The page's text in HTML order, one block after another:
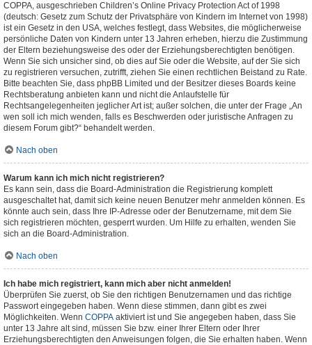
COPPA, ausgeschrieben Children’s Online Privacy Protection Act of 1998
(deutsch: Gesetz zum Schutz der Privatsphäre von Kindern im Internet von 1998)
ist ein Gesetz in den USA, welches festlegt, dass Websites, die möglicherweise
persönliche Daten von Kindern unter 13 Jahren erheben, hierzu die Zustimmung
der Eltern beziehungsweise des oder der Erziehungsberechtigten benötigen.
Wenn Sie sich unsicher sind, ob dies auf Sie oder die Website, auf der Sie sich
zu registrieren versuchen, zutrifft, ziehen Sie einen rechtlichen Beistand zu Rate.
Bitte beachten Sie, dass phpBB Limited und der Besitzer dieses Boards keine
Rechtsberatung anbieten kann und nicht die Anlaufstelle für
Rechtsangelegenheiten jeglicher Art ist; außer solchen, die unter der Frage „An
wen soll ich mich wenden, falls es Beschwerden oder juristische Anfragen zu
diesem Forum gibt?“ behandelt werden.
Nach oben
Warum kann ich mich nicht registrieren?
Es kann sein, dass die Board-Administration die Registrierung komplett
ausgeschaltet hat, damit sich keine neuen Benutzer mehr anmelden können. Es
könnte auch sein, dass Ihre IP-Adresse oder der Benutzername, mit dem Sie
sich registrieren möchten, gesperrt wurden. Um Hilfe zu erhalten, wenden Sie
sich an die Board-Administration.
Nach oben
Ich habe mich registriert, kann mich aber nicht anmelden!
Überprüfen Sie zuerst, ob Sie den richtigen Benutzernamen und das richtige
Passwort eingegeben haben. Wenn diese stimmen, dann gibt es zwei
Möglichkeiten. Wenn COPPA aktiviert ist und Sie angegeben haben, dass Sie
unter 13 Jahre alt sind, müssen Sie bzw. einer Ihrer Eltern oder Ihrer
Erziehungsberechtigten den Anweisungen folgen, die Sie erhalten haben. Wenn